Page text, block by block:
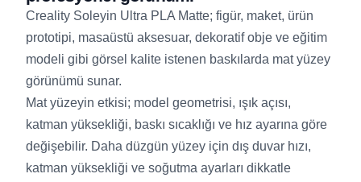
Creality Soleyin Ultra PLA Matte; figür, maket, ürün
prototipi, masaüstü aksesuar, dekoratif obje ve eğitim
modeli gibi görsel kalite istenen baskılarda mat yüzey
görünümü sunar.
Mat yüzeyin etkisi; model geometrisi, ışık açısı,
katman yüksekliği, baskı sıcaklığı ve hız ayarına göre
değişebilir. Daha düzgün yüzey için dış duvar hızı,
katman yüksekliği ve soğutma ayarları dikkatle